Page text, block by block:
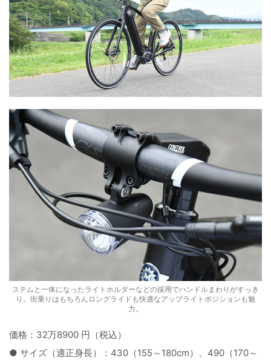
ステムと一体になったライトホルダーなどの採用でハンドルまわりがすっき
り。街乗りはもちろんロングライドも快適なアップライトポジションも魅
力。
価格：32万8900 円（税込）
● サイズ（適正身長）：430（155～180cm）、490（170～